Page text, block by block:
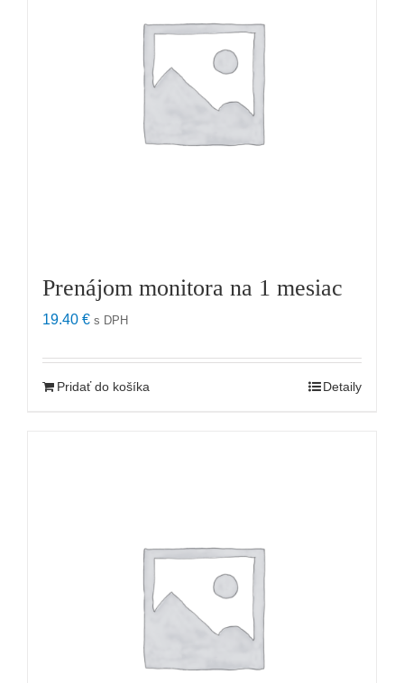
Prenájom monitora na 1 mesiac
19.40 € s DPH
Pridať do košíka Detaily